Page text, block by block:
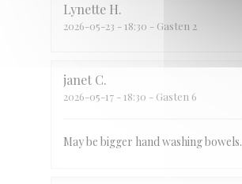
Lynette H
2026-05-23 - 18:30 - Gasten 2
janet C
2026-05-17 - 18:30 - Gasten 6
May be bigger hand washing bowels.